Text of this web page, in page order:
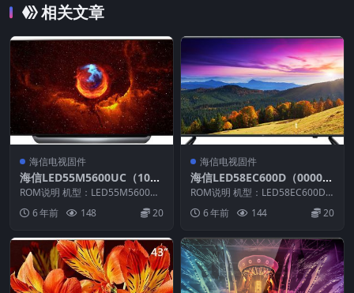
相关文章
海信电视固件
海信LED55M5600UC（100
0）BOM4_C007_20171230
官方原厂USB刷机电视固件包
ROM说明 机型：LED55M5600UC
固件版本：（1000） BOM：4 ...
6 年前 148 20
海信电视固件
海信LED58EC600D（0000）
BOM1_C004_20130122官方
原厂USB刷机电视固件包
ROM说明 机型：LED58EC600D
固件版本：（0000） BOM：1
海...6 年前 144 20